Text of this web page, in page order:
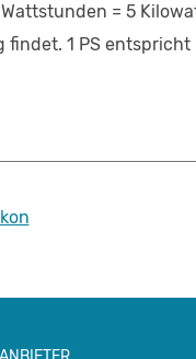
= 5
1 PS entspricht